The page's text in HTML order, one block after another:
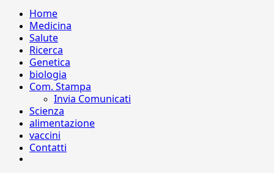
Home
Medicina
Salute
Ricerca
Genetica
biologia
Com. Stampa
Invia Comunicati
Scienza
alimentazione
vaccini
Contatti